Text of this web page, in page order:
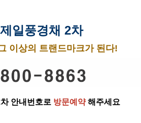
일풍경채 2차
이상의 트랜드마크가 된다!
안내번호로 방문예약해주세요